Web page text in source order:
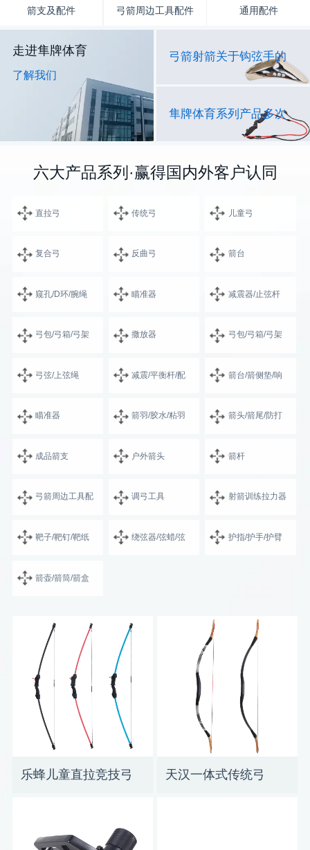
箭支及配件 弓箭周边工具配件 通用配件
走进隼牌体育
了解我们
弓箭射箭关于钩弦手的
隼牌体育系列产品多次
六大产品系列·赢得国内外客户认同
直拉弓 传统弓 儿童弓
复合弓 反曲弓 箭台
窥孔/D环/腕绳 瞄准器 减震器/止弦杆
弓包/弓箱/弓架 撒放器 弓包/弓箱/弓架
弓弦/上弦绳 减震/平衡杆/配 箭台/箭侧垫/响
瞄准器 箭羽/胶水/粘羽 箭头/箭尾/防打
成品箭支 户外箭头 箭杆
弓箭周边工具配 调弓工具 射箭训练拉力器
靶子/靶钉/靶纸 绕弦器/弦蜡/弦 护指/护手/护臂
箭壶/箭筒/箭盒
乐蜂儿童直拉竞技弓 天汉一体式传统弓